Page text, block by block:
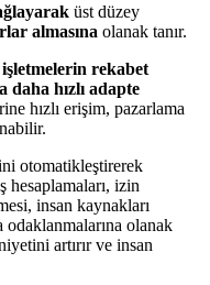
üst düzey
almasına olanak tanır.
işletmelerin rekabet
daha hızlı adapte
hızlı erişim, pazarlama
otomatikleştirerek
hesaplamaları, izin
insan kaynakları
odaklanmalarına olanak
artırır ve insan